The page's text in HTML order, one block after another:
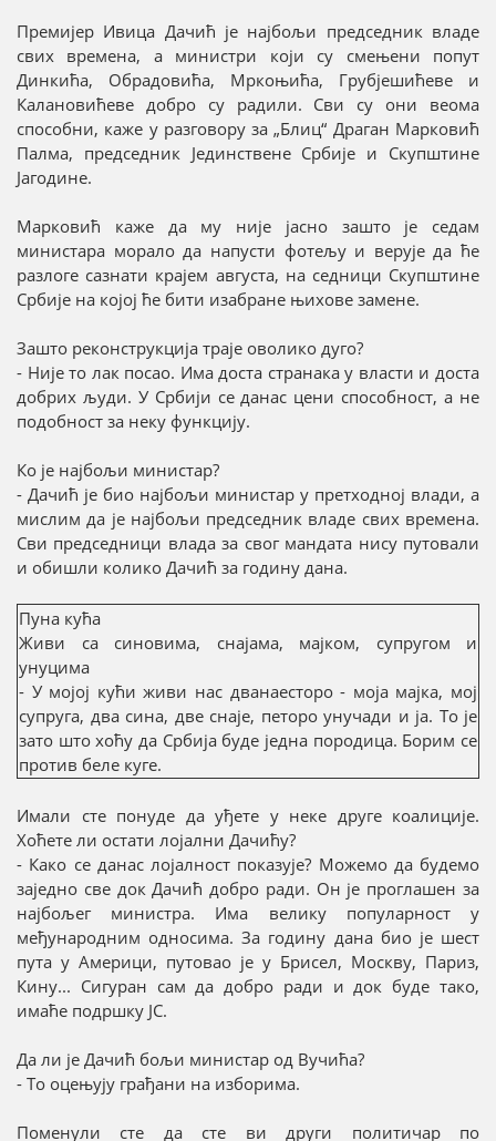
Премијер Ивица Дачић је најбољи председник владе
свих времена, а министри који су смењени попут
Динкића, Обрадовића, Мркоњића, Грубјешићеве и
Калановићеве добро су радили. Сви су они веома
способни, каже у разговору за „Блиц“ Драган Марковић
Палма, председник Јединствене Србије и Скупштине
Јагодине.
Марковић каже да му није јасно зашто је седам
министара морало да напусти фотељу и верује да ће
разлоге сазнати крајем августа, на седници Скупштине
Србије на којој ће бити изабране њихове замене.
Зашто реконструкција траје оволико дуго?
- Није то лак посао. Има доста странака у власти и доста
добрих људи. У Србији се данас цени способност, а не
подобност за неку функцију.
Ко је најбољи министар?
- Дачић је био најбољи министар у претходној влади, а
мислим да је најбољи председник владе свих времена.
Сви председници влада за свог мандата нису путовали
и обишли колико Дачић за годину дана.
Пуна кућа
Живи са синовима, снајама, мајком, супругом и
унуцима
- У мојој кући живи нас дванаесторо - моја мајка, мој
супруга, два сина, две снаје, петоро унучади и ја. То је
зато што хоћу да Србија буде једна породица. Борим се
против беле куге.
Имали сте понуде да уђете у неке друге коалиције.
Хоћете ли остати лојални Дачићу?
- Како се данас лојалност показује? Можемо да будемо
заједно све док Дачић добро ради. Он је проглашен за
најбољег министра. Има велику популарност у
међународним односима. За годину дана био је шест
пута у Америци, путовао је у Брисел, Москву, Париз,
Кину... Сигуран сам да добро ради и док буде тако,
имаће подршку ЈС.
Да ли је Дачић бољи министар од Вучића?
- То оцењују грађани на изборима.
Поменули сте да сте ви други политичар по